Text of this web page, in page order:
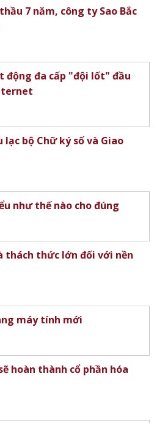
7 năm, công ty Sao Bắc
động đa cấp "đội lốt" đầu
bộ Chữ ký số và Giao
như thế nào cho đúng
thách thức lớn đối với nền
máy tính mới
hoàn thành cổ phần hóa